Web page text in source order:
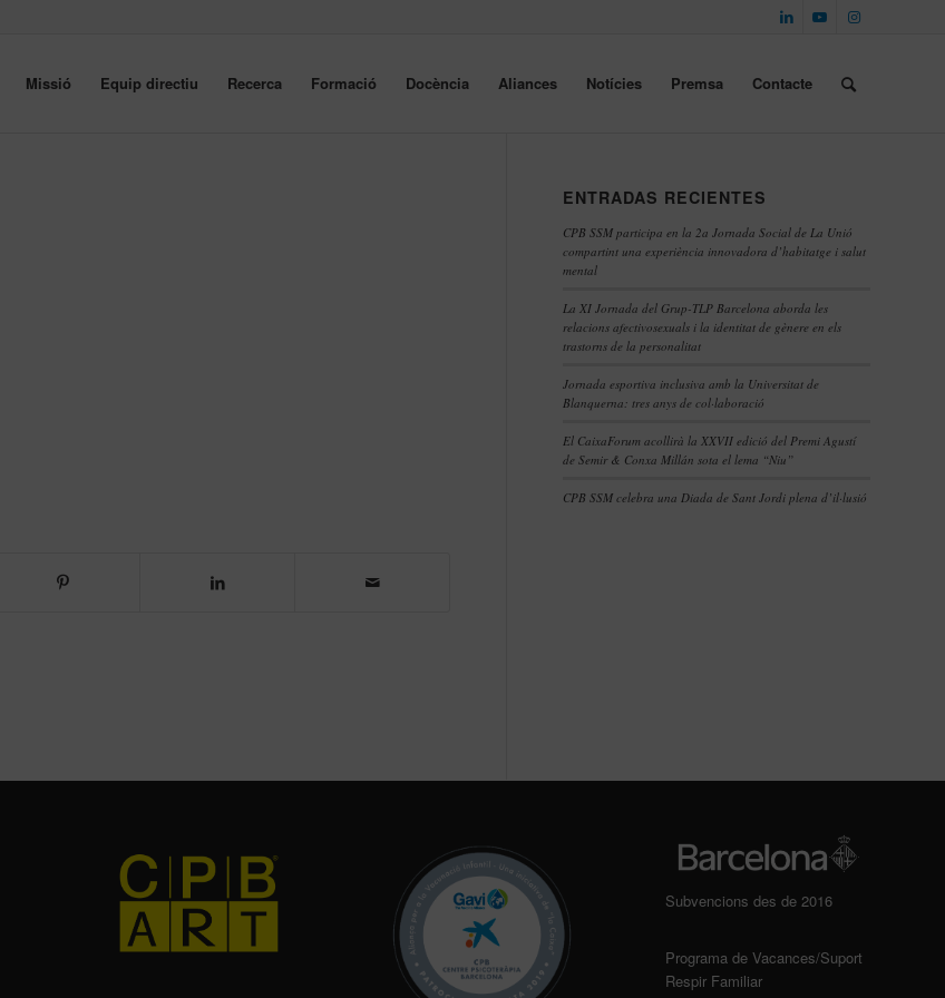
Missió Equip directiu Recerca Formació Docència Aliances Notícies Premsa Contacte
ENTRADAS RECIENTES
CPB SSM participa en la 2a Jornada Social de La Unió
compartint una experiència innovadora d’habitatge i salut
mental
La XI Jornada del Grup-TLP Barcelona aborda les
relacions afectivosexuals i la identitat de gènere en els
trastorns de la personalitat
Jornada esportiva inclusiva amb la Universitat de
Blanquerna: tres anys de col·laboració
El CaixaForum acollirà la XXVII edició del Premi Agustí
de Semir & Conxa Millán sota el lema “Niu”
CPB SSM celebra una Diada de Sant Jordi plena d’il·lusió
Subvencions des de 2016
Programa de Vacances/Suport
Respir Familiar